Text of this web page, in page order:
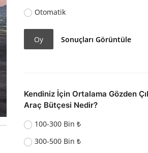
Otomatik
Oy Sonuçları Görüntüle
Kendiniz İçin Ortalama Gözden
Araç Bütçesi Nedir?
100-300 Bin ₺
300-500 Bin ₺